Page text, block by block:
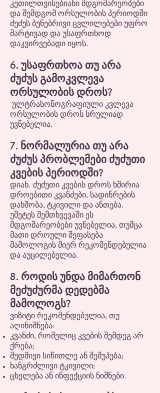
კეთილთვისებიანი მდგომარეობები
და შემდგომ ორსულობის პერიოდში
ძუძუს ბუნებრივი ცვლილებები უფრო
მარტივად და უსაფრთხოდ
დაკვირვებადი იყოს.
6. უსაფრთხოა თუ არა
ძუძუს გამოკვლევა
ორსულობის დროს?
ულტრასონოგრაფიული კვლევა
ორსულობის დროს სრულიად
უვნებელია.
7. ნორმალურია თუ არა
ძუძუს პრობლემები ძუძუთი
კვების პერიოდში?
დიახ. ძუძუთი კვების დროს ხშირია
დროებითი კვანძები, სადინრების
დახშობა, ტკივილი და ანთება.
უმეტეს შემთხვევაში ეს
მდგომარეობები უვნებელია, თუმცა
მათი დროული შეფასება
მამოლოგის მიერ რეკომენდებულია
და აუცილებელია.
8. როდის უნდა მიმართონ
მეძუძურმა დედებმა
მამოლოგს?
ვიზიტი რეკომენდებულია, თუ
აღინიშნება:
კვანძი, რომელიც კვების შემდეგ არ
ქრება;
მუდმივი სიწითლე ან შეშუპება;
ხანგრძლივი ტკივილი;
ცხელება ან ინფექციის ნიშნები.